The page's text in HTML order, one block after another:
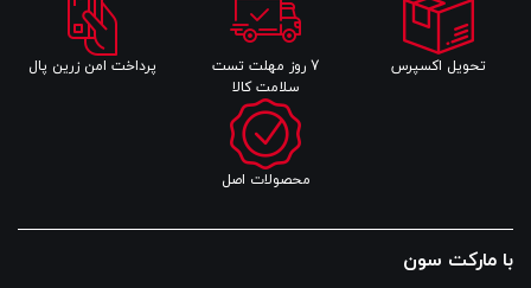
تحویل اکسپرس
7 روز مهلت تست
سلامت کالا
پرداخت امن زرین پال
محصولات اصل
با مارکت سون